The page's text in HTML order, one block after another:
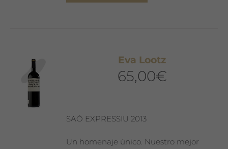
Eva Lootz
65,00€
SAÓ EXPRESSIU 2013
Un homenaje único. Nuestro mejor